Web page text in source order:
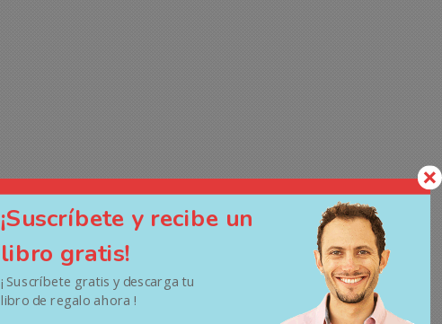
¡Suscríbete y recibe un
libro gratis!
¡ Suscríbete gratis y descarga tu
libro de regalo ahora !